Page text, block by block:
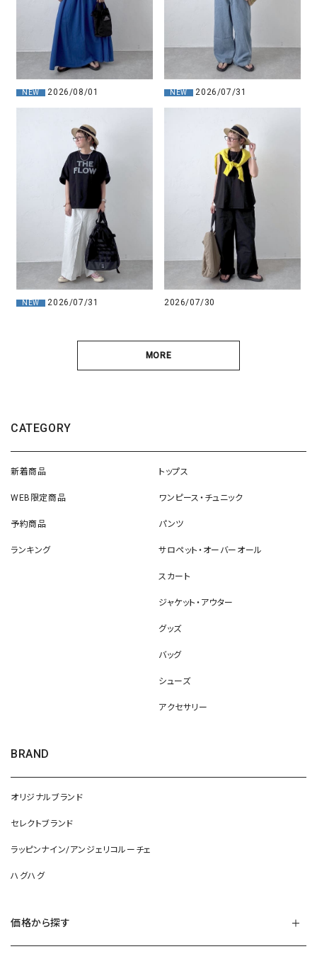
NEW 2026/08/01 NEW 2026/07/31
NEW 2026/07/31 2026/07/30
MORE
CATEGORY
新着商品
WEB限定商品
予約商品
ランキング
トップス
ワンピース・チュニック
パンツ
サロペット・オーバーオール
スカート
ジャケット・アウター
グッズ
バッグ
シューズ
アクセサリー
BRAND
オリジナルブランド
セレクトブランド
ラッピンナイン/アンジェリコルーチェ
ハグハグ
価格から探す